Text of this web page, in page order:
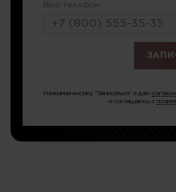
Ваш телефон:
Нажимая кнопку "Записаться" я даю
и соглашаюсь с